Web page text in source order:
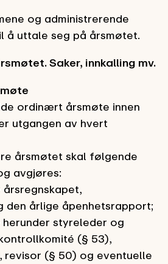
og administrerende
å uttale seg på årsmøtet.
Saker, innkalling mv.
ordinært årsmøte innen
utgangen av hvert
årsmøtet skal følgende
avgjøres:
den årlige åpenhetsrapport;
styreleder og
(§ 53),
revisor (§ 50) og eventuelle